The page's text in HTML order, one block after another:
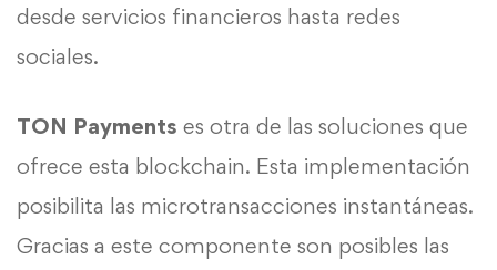
desde servicios financieros hasta redes
sociales.
TON Payments es otra de las soluciones que
ofrece esta blockchain. Esta implementación
posibilita las microtransacciones instantáneas.
Gracias a este componente son posibles las